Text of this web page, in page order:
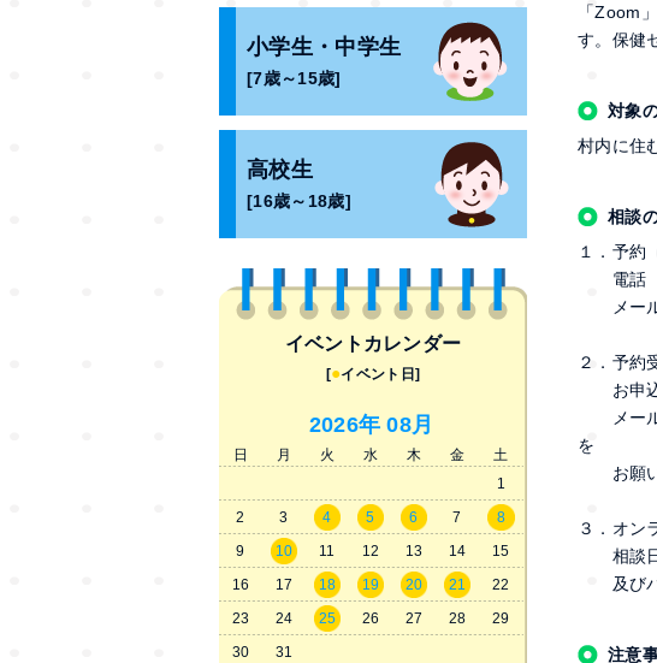
小学生・中学生
[7歳～15歳]
高校生
[16歳～18歳]
イベントカレンダー
[●イベント日]
2026年 08月
日 月 火 水 木 金
土
1
2
3 4 5 6 7
8
9
10 11 12 13 14
15
16
17 18 19 20 21
22
23
24 25 26 27 28
29
30
31
「Zoom
す。保健
対象
村内に住
相談
１．予約
電話
メール
２．予約
お申込
メール
を
お願い
３．オン
相談日
及びパ
注意